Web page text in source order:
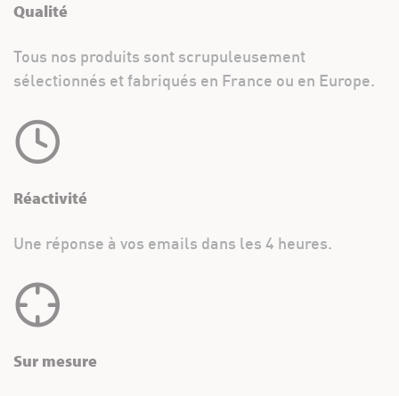
Qualité
Tous nos produits sont scrupuleusement
sélectionnés et fabriqués en France ou en Europe.
Réactivité
Une réponse à vos emails dans les 4 heures.
Sur mesure